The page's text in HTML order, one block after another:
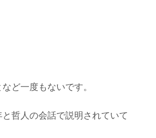
ど一度もないです。
哲人の会話で説明されていて